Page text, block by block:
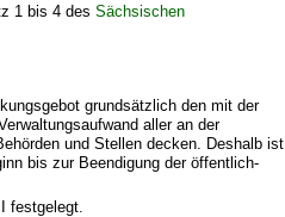
1 bis 4 des Sächsischen
grundsätzlich den mit der
aller an der
und Stellen decken. Deshalb ist
bis zur Beendigung der öffentlich-
festgelegt.